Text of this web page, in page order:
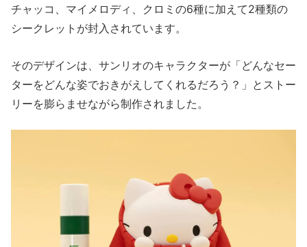
チャッコ、マイメロディ、クロミの6種に加えて2種類の
シークレットが封入されています。
そのデザインは、サンリオのキャラクターが「どんなセー
ターをどんな姿でおきがえしてくれるだろう？」とストー
リーを膨らませながら制作されました。